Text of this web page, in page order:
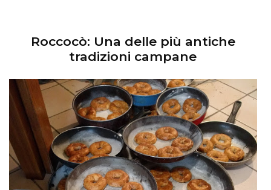
Roccocò: Una delle più antiche
tradizioni campane